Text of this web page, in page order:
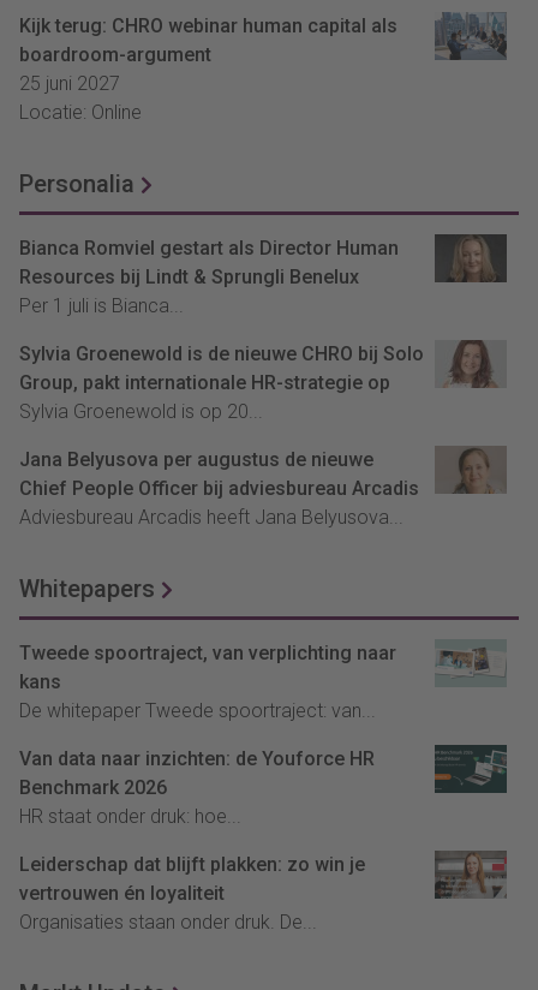
Kijk terug: CHRO webinar human capital als
boardroom-argument
25 juni 2027
Locatie: Online
Personalia
Bianca Romviel gestart als Director Human
Resources bij Lindt & Sprungli Benelux
Per 1 juli is Bianca...
Sylvia Groenewold is de nieuwe CHRO bij Solo
Group, pakt internationale HR-strategie op
Sylvia Groenewold is op 20...
Jana Belyusova per augustus de nieuwe
Chief People Officer bij adviesbureau Arcadis
Adviesbureau Arcadis heeft Jana Belyusova...
Whitepapers
Tweede spoortraject, van verplichting naar
kans
De whitepaper Tweede spoortraject: van...
Van data naar inzichten: de Youforce HR
Benchmark 2026
HR staat onder druk: hoe...
Leiderschap dat blijft plakken: zo win je
vertrouwen én loyaliteit
Organisaties staan onder druk. De...